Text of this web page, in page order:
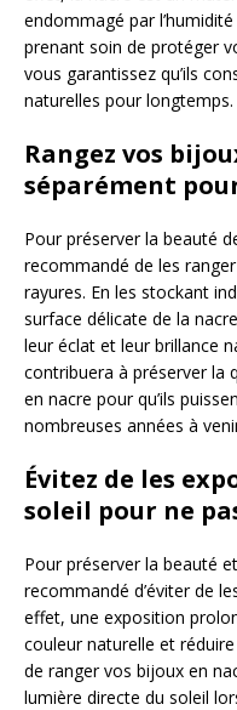
endommagé par
prenant soin de protéger
vous garantissez qu’ils
naturelles pour longtemps.
Rangez vos
séparément
Pour préserver la beauté
recommandé de les
rayures. En les stockant
surface délicate de la
leur éclat et leur brillance
contribuera à préserver la
en nacre pour qu’ils
nombreuses années à
Évitez de les
soleil pour ne
Pour préserver la beauté
recommandé d’éviter de
effet, une exposition
couleur naturelle et
de ranger vos bijoux en
lumière directe du soleil